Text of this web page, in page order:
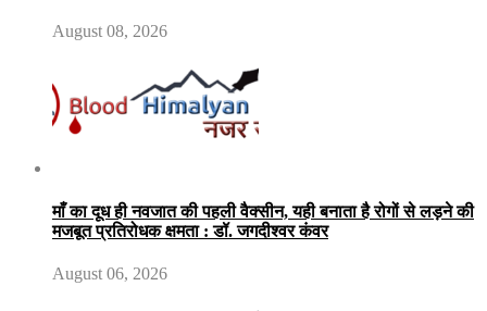
August 08, 2026
माँ का दूध ही नवजात की पहली वैक्सीन, यही बनाता है रोगों से लड़ने की
मजबूत प्रतिरोधक क्षमता : डॉ. जगदीश्वर कंवर
August 06, 2026